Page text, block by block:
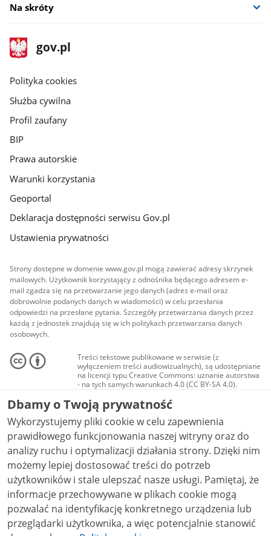
Na skróty
stopka
gov.pl
Strona
gov.pl
gov.pl
Polityka cookies
Służba cywilna
Profil zaufany
BIP
Prawa autorskie
Warunki korzystania
Geoportal
Deklaracja dostępności serwisu Gov.pl
Ustawienia prywatności
Strony dostępne w domenie www.gov.pl mogą zawierać adresy skrzynek
mailowych. Użytkownik korzystający z odnośnika będącego adresem e-
mail zgadza się na przetwarzanie jego danych (adres e-mail oraz
dobrowolnie podanych danych w wiadomości) w celu przesłania
odpowiedzi na przesłane pytania. Szczegóły przetwarzania danych przez
każdą z jednostek znajdują się w ich politykach przetwarzania danych
osobowych.
Treści tekstowe publikowane w serwisie (z
wyłączeniem treści audiowizualnych), są udostępniane
na licencji typu Creative Commons: uznanie autorstwa
- na tych samych warunkach 4.0 (CC BY-SA 4.0).
Materiały audiowizualne, w tym zdjęcia, materiały
audio i wideo, są udostępniane na licencji typu
Creative Commons: uznanie autorstwa użycie
niekomercyjne - bez utworów zależnych 4.0 (CC BY-
NC-ND 4.0), o ile nie jest to stwierdzone inaczej.
Dbamy o Twoją prywatność
Wykorzystujemy pliki cookie w celu zapewnienia
prawidłowego funkcjonowania naszej witryny oraz do
analizy ruchu i optymalizacji działania strony. Dzięki nim
możemy lepiej dostosować treści do potrzeb
użytkowników i stale ulepszać nasze usługi. Pamiętaj, że
informacje przechowywane w plikach cookie mogą
pozwalać na identyfikację konkretnego urządzenia lub
przeglądarki użytkownika, a więc potencjalnie stanowić